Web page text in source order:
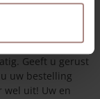
is om open
ons hierbij aan de
wassen met
Geeft u gerust
uw bestelling
wel uit! Uw en